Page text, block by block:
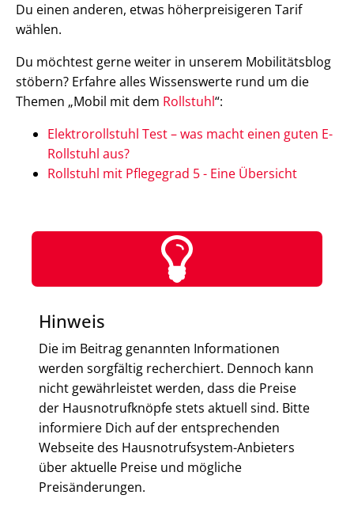
Du einen anderen, etwas höherpreisigeren Tarif
wählen.
Du möchtest gerne weiter in unserem Mobilitätsblog
stöbern? Erfahre alles Wissenswerte rund um die
Themen „Mobil mit dem Rollstuhl“:
Elektrorollstuhl Test – was macht einen guten E-
Rollstuhl aus?
Rollstuhl mit Pflegegrad 5 - Eine Übersicht
Hinweis
Die im Beitrag genannten Informationen
werden sorgfältig recherchiert. Dennoch kann
nicht gewährleistet werden, dass die Preise
der Hausnotrufknöpfe stets aktuell sind. Bitte
informiere Dich auf der entsprechenden
Webseite des Hausnotrufsystem-Anbieters
über aktuelle Preise und mögliche
Preisänderungen.